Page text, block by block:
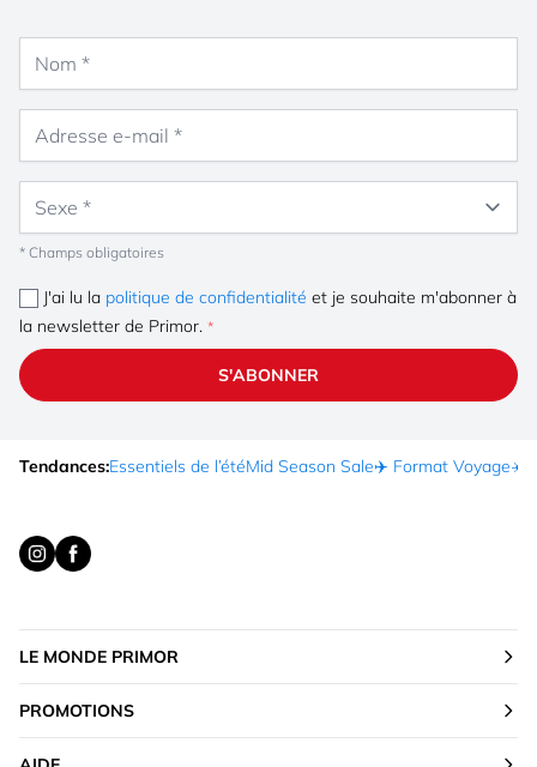
* Champs obligatoires
J'ai lu la politique de confidentialité et je souhaite m'abonner à
la newsletter de Primor.
S'ABONNER
Tendances:Essentiels de l’étéMid Season Sale✈️ Format Voyage☀️
LE MONDE PRIMOR
PROMOTIONS